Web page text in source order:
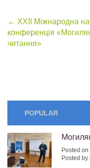
Post
navigation
← ХХІІ Міжнародна
конференція
читання»
POPULAR
Posted
Posted